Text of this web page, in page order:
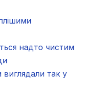
надто чистим
так у